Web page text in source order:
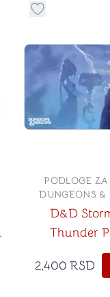
kategoriju omiljeno
Dugme za
D&D
Thunder
PODLOGE
DUNGEONS &
2,400 RSD